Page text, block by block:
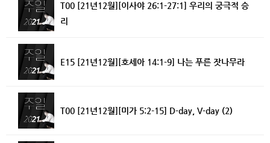
T00 [21년12월][이사야 26:1-27:1] 우리의 궁극적 승
리
E15 [21년12월][호세아 14:1-9] 나는 푸른 잣나무라
T00 [21년12월][미가 5:2-15] D-day, V-day (2)